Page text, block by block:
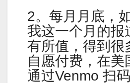
2。每月月底，
我这一个月的报
有所值，得到很
自愿付费，在美
通过Venmo 扫